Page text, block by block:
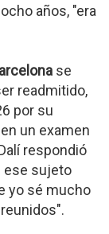
años, "era
se
readmitido,
por su
un examen
respondió
ese sujeto
yo sé mucho